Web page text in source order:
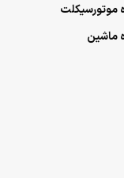
موتورسیکلت
ماشین